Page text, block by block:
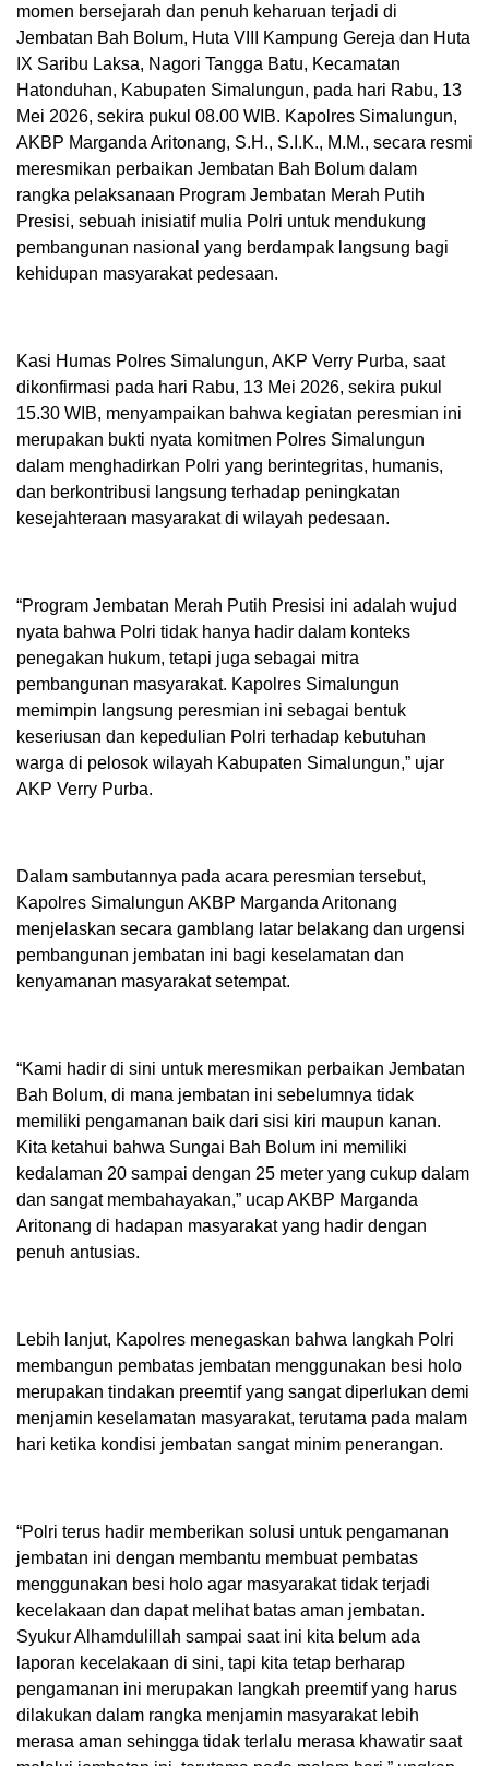
momen bersejarah dan penuh keharuan terjadi di
Jembatan Bah Bolum, Huta VIII Kampung Gereja dan Huta
IX Saribu Laksa, Nagori Tangga Batu, Kecamatan
Hatonduhan, Kabupaten Simalungun, pada hari Rabu, 13
Mei 2026, sekira pukul 08.00 WIB. Kapolres Simalungun,
AKBP Marganda Aritonang, S.H., S.I.K., M.M., secara resmi
meresmikan perbaikan Jembatan Bah Bolum dalam
rangka pelaksanaan Program Jembatan Merah Putih
Presisi, sebuah inisiatif mulia Polri untuk mendukung
pembangunan nasional yang berdampak langsung bagi
kehidupan masyarakat pedesaan.
Kasi Humas Polres Simalungun, AKP Verry Purba, saat
dikonfirmasi pada hari Rabu, 13 Mei 2026, sekira pukul
15.30 WIB, menyampaikan bahwa kegiatan peresmian ini
merupakan bukti nyata komitmen Polres Simalungun
dalam menghadirkan Polri yang berintegritas, humanis,
dan berkontribusi langsung terhadap peningkatan
kesejahteraan masyarakat di wilayah pedesaan.
“Program Jembatan Merah Putih Presisi ini adalah wujud
nyata bahwa Polri tidak hanya hadir dalam konteks
penegakan hukum, tetapi juga sebagai mitra
pembangunan masyarakat. Kapolres Simalungun
memimpin langsung peresmian ini sebagai bentuk
keseriusan dan kepedulian Polri terhadap kebutuhan
warga di pelosok wilayah Kabupaten Simalungun,” ujar
AKP Verry Purba.
Dalam sambutannya pada acara peresmian tersebut,
Kapolres Simalungun AKBP Marganda Aritonang
menjelaskan secara gamblang latar belakang dan urgensi
pembangunan jembatan ini bagi keselamatan dan
kenyamanan masyarakat setempat.
“Kami hadir di sini untuk meresmikan perbaikan Jembatan
Bah Bolum, di mana jembatan ini sebelumnya tidak
memiliki pengamanan baik dari sisi kiri maupun kanan.
Kita ketahui bahwa Sungai Bah Bolum ini memiliki
kedalaman 20 sampai dengan 25 meter yang cukup dalam
dan sangat membahayakan,” ucap AKBP Marganda
Aritonang di hadapan masyarakat yang hadir dengan
penuh antusias.
Lebih lanjut, Kapolres menegaskan bahwa langkah Polri
membangun pembatas jembatan menggunakan besi holo
merupakan tindakan preemtif yang sangat diperlukan demi
menjamin keselamatan masyarakat, terutama pada malam
hari ketika kondisi jembatan sangat minim penerangan.
“Polri terus hadir memberikan solusi untuk pengamanan
jembatan ini dengan membantu membuat pembatas
menggunakan besi holo agar masyarakat tidak terjadi
kecelakaan dan dapat melihat batas aman jembatan.
Syukur Alhamdulillah sampai saat ini kita belum ada
laporan kecelakaan di sini, tapi kita tetap berharap
pengamanan ini merupakan langkah preemtif yang harus
dilakukan dalam rangka menjamin masyarakat lebih
merasa aman sehingga tidak terlalu merasa khawatir saat